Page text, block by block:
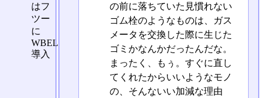
の前に落ちていた見慣れない
ゴム栓のようなものは、ガス
メータを交換した際に生じた
ゴミかなんかだったんだな。
まったく、もぅ。すぐに直し
てくれたからいいようなモノ
の、そんないい加減な理由
はフ
ツー
に
WBEL
導入